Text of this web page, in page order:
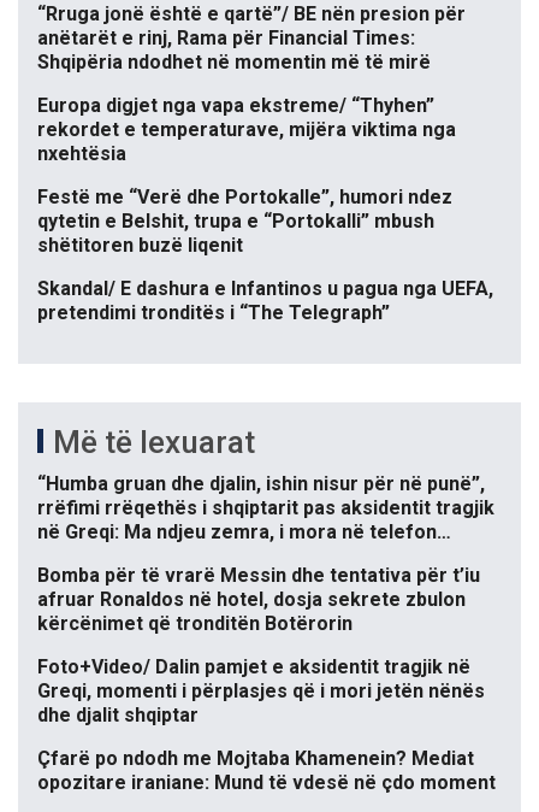
“Rruga jonë është e qartë”/ BE nën presion për
anëtarët e rinj, Rama për Financial Times:
Shqipëria ndodhet në momentin më të mirë
Europa digjet nga vapa ekstreme/ “Thyhen”
rekordet e temperaturave, mijëra viktima nga
nxehtësia
Festë me “Verë dhe Portokalle”, humori ndez
qytetin e Belshit, trupa e “Portokalli” mbush
shëtitoren buzë liqenit
Skandal/ E dashura e Infantinos u pagua nga UEFA,
pretendimi tronditës i “The Telegraph”
Më të lexuarat
“Humba gruan dhe djalin, ishin nisur për në punë”,
rrëfimi rrëqethës i shqiptarit pas aksidentit tragjik
në Greqi: Ma ndjeu zemra, i mora në telefon…
Bomba për të vrarë Messin dhe tentativa për t’iu
afruar Ronaldos në hotel, dosja sekrete zbulon
kërcënimet që tronditën Botërorin
Foto+Video/ Dalin pamjet e aksidentit tragjik në
Greqi, momenti i përplasjes që i mori jetën nënës
dhe djalit shqiptar
Çfarë po ndodh me Mojtaba Khamenein? Mediat
opozitare iraniane: Mund të vdesë në çdo moment